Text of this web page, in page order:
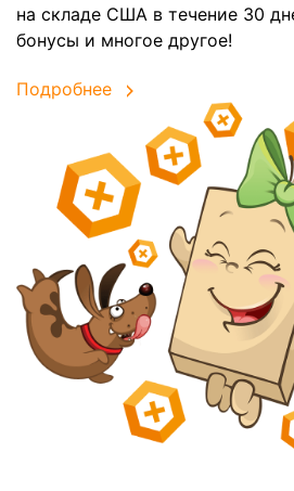
на складе США в течение 30
бонусы и многое другое!
Подробнее